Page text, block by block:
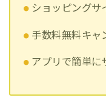
ショッピングサ
手数料無料キャ
アプリで簡単に